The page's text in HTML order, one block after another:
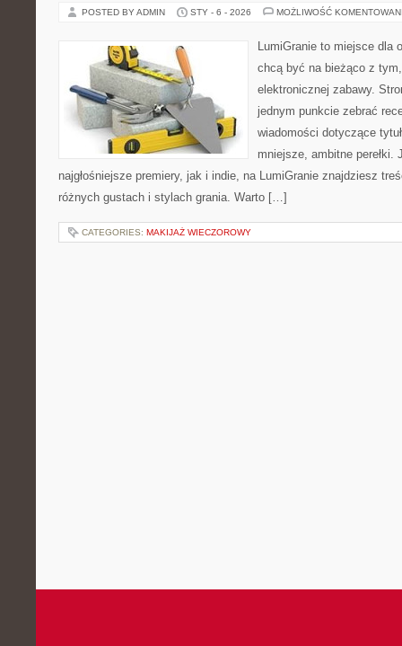
POSTED BY ADMIN STY - 6 - 2026 MOŻLIWOŚĆ
LumiGranie to miejsce dla
chcą być na bieżąco z
elektronicznej zabawy.
jednym punkcie zebrać
wiadomości dotyczące
mniejsze, ambitne perełki.
najgłośniejsze premiery, jak i indie, na LumiGranie znajdziesz
różnych gustach i stylach grania. Warto […]
CATEGORIES: MAKIJAŻ WIECZOROWY